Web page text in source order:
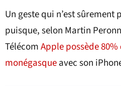
Un geste qui n’est sûrement
puisque, selon Martin
TélécomApple possède
monégasqueavec son